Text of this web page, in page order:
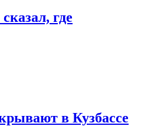
где
в Кузбассе